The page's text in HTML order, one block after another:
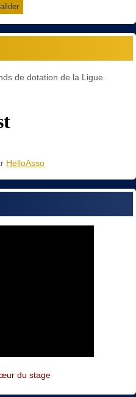
de dotation de la Ligue
HelloAsso
du stage